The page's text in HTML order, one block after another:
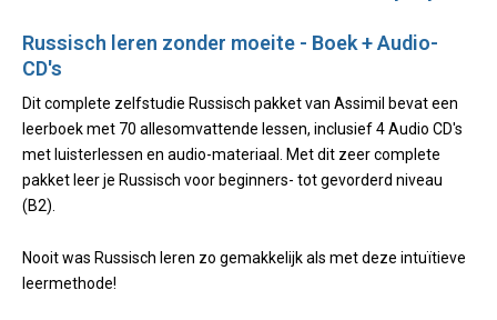
Russisch leren zonder moeite - Boek + Audio-
CD's
Dit complete zelfstudie Russisch pakket van Assimil bevat een
leerboek met 70 allesomvattende lessen, inclusief 4 Audio CD's
met luisterlessen en audio-materiaal. Met dit zeer complete
pakket leer je Russisch voor beginners- tot gevorderd niveau
(B2).
Nooit was Russisch leren zo gemakkelijk als met deze intuïtieve
leermethode!